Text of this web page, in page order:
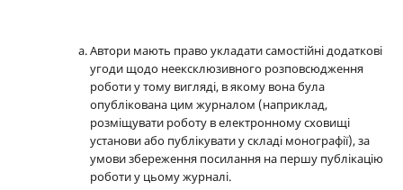
Автори мають право укладати самостійні додаткові
угоди щодо неексклюзивного розповсюдження
роботи у тому вигляді, в якому вона була
опублікована цим журналом (наприклад,
розміщувати роботу в електронному сховищі
установи або публікувати у складі монографії), за
умови збереження посилання на першу публікацію
роботи у цьому журналі.